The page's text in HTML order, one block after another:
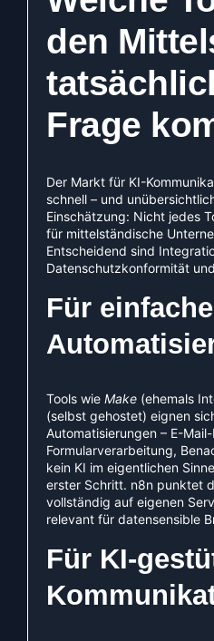
den
Frage
Der Markt für KI-
schnell – und
Einschätzung: Nicht jedes
für mittelständische
Entscheidend sind
Datenschutzkonformität
Für einfache
Tools wie Make (ehemals
(selbst gehostet) eignen
Automatisierungen – E-
Formularverarbeitung,
kein KI im eigentlichen
erster Schritt. n8n punktet
vollständig auf eigenen
relevant für datensensible
Für KI-